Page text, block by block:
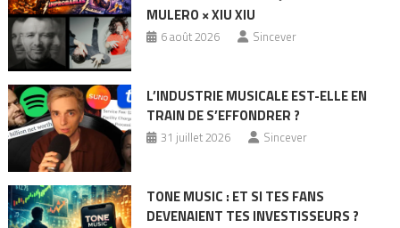
MULERO × XIU XIU
6 août 2026 Sincever
L’INDUSTRIE MUSICALE EST-ELLE EN
TRAIN DE S’EFFONDRER ?
31 juillet 2026 Sincever
TONE MUSIC : ET SI TES FANS
DEVENAIENT TES INVESTISSEURS ?